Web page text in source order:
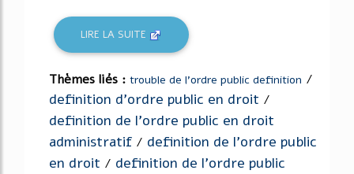
LIRE LA SUITE
Thèmes liés : trouble de l'ordre public definition /
definition d'ordre public en droit /
definition de l'ordre public en droit
administratif / definition de l'ordre public
en droit / definition de l'ordre public